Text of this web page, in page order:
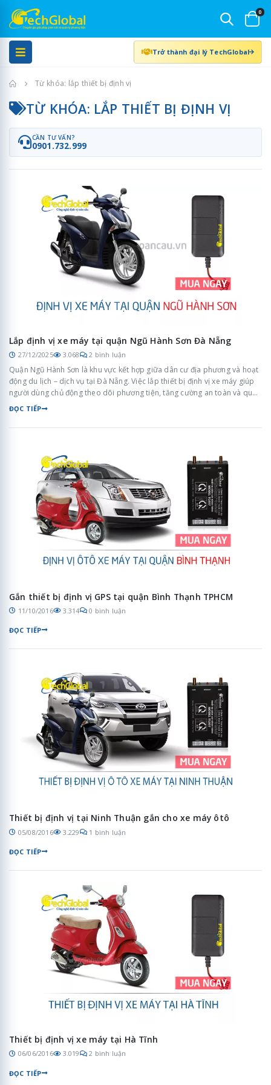
0
Trở thành đại lý TechGlobal
Trang chủTừ khóa: lắp thiết bị định vị
TỪ KHÓA: LẮP THIẾT BỊ ĐỊNH VỊ
CẦN TƯ VẤN?
0901.732.999
Lắp định vị xe máy tại quận Ngũ Hành Sơn Đà Nẵng
27/12/2025 3.068 2 bình luận
Quận Ngũ Hành Sơn là khu vực kết hợp giữa dân cư địa phương và hoạt
động du lịch – dịch vụ tại Đà Nẵng. Việc lắp thiết bị định vị xe máy giúp
người dùng chủ động theo dõi phương tiện, tăng cường an toàn và quản
lý xe hiệu quả trong môi trường di chuyển đa dạng.
ĐỌC TIẾP
Gắn thiết bị định vị GPS tại quận Bình Thạnh TPHCM
11/10/2016 3.314 0 bình luận
ĐỌC TIẾP
Thiết bị định vị tại Ninh Thuận gắn cho xe máy ôtô
05/08/2016 3.229 1 bình luận
ĐỌC TIẾP
Thiết bị định vị xe máy tại Hà Tĩnh
06/06/2016 3.019 2 bình luận
ĐỌC TIẾP